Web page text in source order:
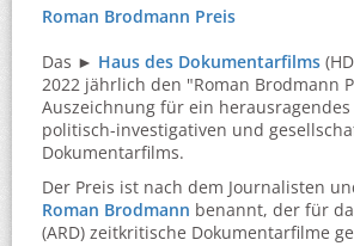
Roman Brodmann Preis
Das ► Haus des Dokumentarfilms
2022 jährlich den "Roman Brodmann
Auszeichnung für ein herausragendes
politisch-investigativen und
Dokumentarfilms.
Der Preis ist nach dem Journalisten
Roman Brodmann benannt, der für
(ARD) zeitkritische Dokumentarfilme